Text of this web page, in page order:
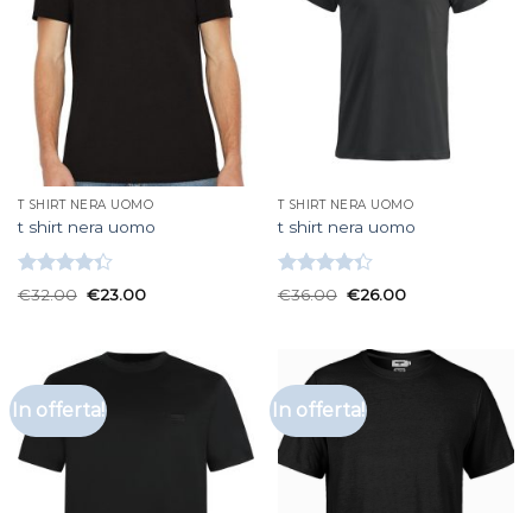
T SHIRT NERA UOMO
t shirt nera uomo
Valutato
€32.00 €23.00
T SHIRT NERA UOMO
t shirt nera uomo
Valutato
€36.00 €26.00
In offerta! In offerta!